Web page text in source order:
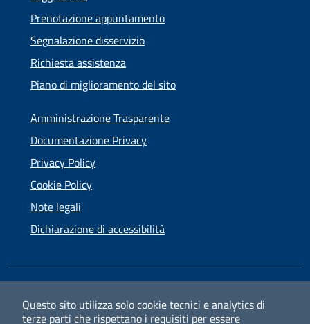
Questo sito utilizza solo cookie tecnici e analytics di
terze parti che rispettano i requisiti per essere
Prenotazione appuntamento
Segnalazione disservizio
Richiesta assistenza
Piano di miglioramento del sito
Amministrazione Trasparente
Documentazione Privacy
Privacy Policy
Cookie Policy
Note legali
Dichiarazione di accessibilità
FacebookInstagram